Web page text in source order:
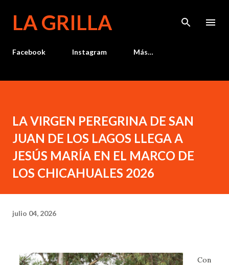
LA GRILLA
Facebook Instagram Más…
LA VIRGEN PEREGRINA DE SAN
JUAN DE LOS LAGOS LLEGA A
JESÚS MARÍA EN EL MARCO DE
LOS CHICAHUALES 2026
julio 04, 2026
Con